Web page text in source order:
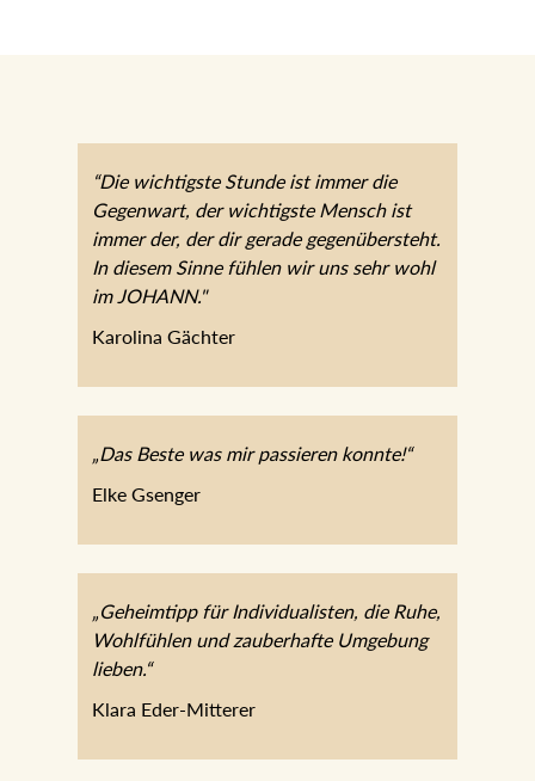
“Die wichtigste Stunde ist immer die
Gegenwart, der wichtigste Mensch ist
immer der, der dir gerade
gegenübersteht. In diesem Sinne fühlen
wir uns sehr wohl im JOHANN."
Karolina Gächter
„Das Beste was mir passieren konnte!“
Elke Gsenger
„Geheimtipp für Individualisten, die Ruhe,
Wohlfühlen und zauberhafte Umgebung
lieben.“
Klara Eder-Mitterer